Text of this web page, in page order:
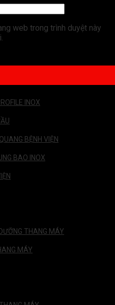
web trong trình duyệt này
INOX
BỆNH VIỆN
BAO INOX
THANG MÁY
MÁY